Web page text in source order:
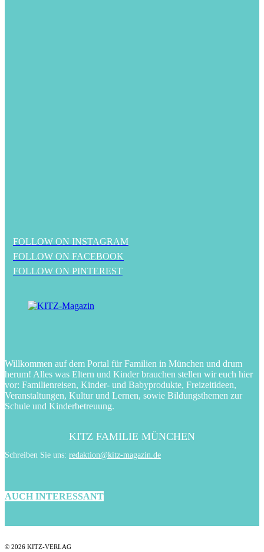
FOLLOW ON INSTAGRAM
FOLLOW ON FACEBOOK
FOLLOW ON PINTEREST
Willkommen auf dem Portal für Familien in München und drum
herum! Alles was Eltern und Kinder brauchen stellen wir euch hier
vor: Familienreisen, Kinder- und Babyprodukte, Freizeitideen,
Veranstaltungen, Kultur und Lernen, sowie Bildungsthemen zur
Schule und Kinderbetreuung.
KITZ FAMILIE MÜNCHEN
Schreiben Sie uns: redaktion@kitz-magazin.de
AUCH INTERESSANT
© 2026 KITZ-VERLAG